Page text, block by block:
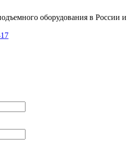
оборудования в России и